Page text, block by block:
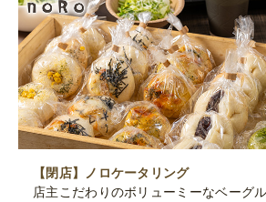
【閉店】ノロケータリング
店主こだわりのボリューミーなベーグ